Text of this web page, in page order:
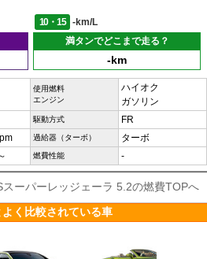
10・15
-km/L
満タンでどこまで走る？
-km
使用燃料
エンジン
ハイオク
ガソリン
駆動方式 FR
過給器（ターボ） ターボ
燃費性能 -
ーパーレッジェーラ 5.2の燃費TOPへ
く比較されている車